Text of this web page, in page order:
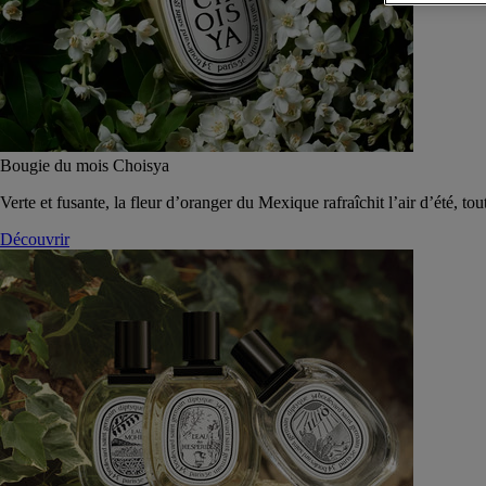
Bougie du mois Choisya
Verte et fusante, la fleur d’oranger du Mexique rafraîchit l’air d’été,
Découvrir